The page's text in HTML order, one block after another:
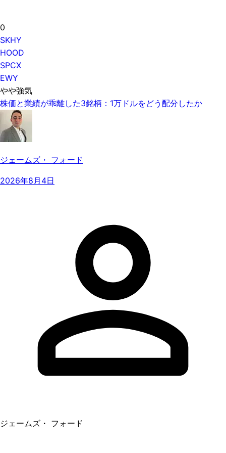
0
SKHY
HOOD
SPCX
EWY
やや強気
株価と業績が乖離した3銘柄：1万ドルをどう配分したか
ジェームズ・ フォード
2026年8月4日
ジェームズ・ フォード